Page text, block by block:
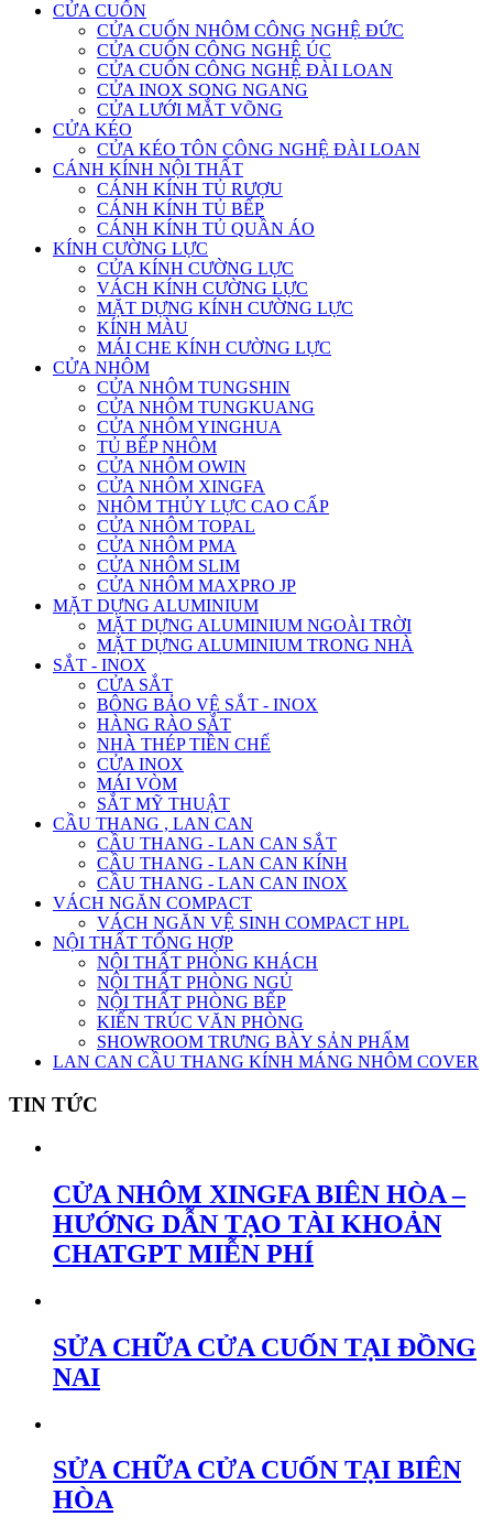
CỬA CUỐN
CỬA CUỐN NHÔM CÔNG NGHỆ ĐỨC
CỬA CUỐN CÔNG NGHỆ ÚC
CỬA CUỐN CÔNG NGHỆ ĐÀI LOAN
CỬA INOX SONG NGANG
CỬA LƯỚI MẮT VÕNG
CỬA KÉO
CỬA KÉO TÔN CÔNG NGHỆ ĐÀI LOAN
CÁNH KÍNH NỘI THẤT
CÁNH KÍNH TỦ RƯỢU
CÁNH KÍNH TỦ BẾP
CÁNH KÍNH TỦ QUẦN ÁO
KÍNH CƯỜNG LỰC
CỬA KÍNH CƯỜNG LỰC
VÁCH KÍNH CƯỜNG LỰC
MẶT DỰNG KÍNH CƯỜNG LỰC
KÍNH MÀU
MÁI CHE KÍNH CƯỜNG LỰC
CỬA NHÔM
CỬA NHÔM TUNGSHIN
CỬA NHÔM TUNGKUANG
CỬA NHÔM YINGHUA
TỦ BẾP NHÔM
CỬA NHÔM OWIN
CỬA NHÔM XINGFA
NHÔM THỦY LỰC CAO CẤP
CỬA NHÔM TOPAL
CỬA NHÔM PMA
CỬA NHÔM SLIM
CỬA NHÔM MAXPRO JP
MẶT DỰNG ALUMINIUM
MẶT DỰNG ALUMINIUM NGOÀI TRỜI
MẶT DỰNG ALUMINIUM TRONG NHÀ
SẮT - INOX
CỬA SẮT
BÔNG BẢO VỆ SẮT - INOX
HÀNG RÀO SẮT
NHÀ THÉP TIỀN CHẾ
CỬA INOX
MÁI VÒM
SẮT MỸ THUẬT
CẦU THANG , LAN CAN
CẦU THANG - LAN CAN SẮT
CẦU THANG - LAN CAN KÍNH
CẦU THANG - LAN CAN INOX
VÁCH NGĂN COMPACT
VÁCH NGĂN VỆ SINH COMPACT HPL
NỘI THẤT TỔNG HỢP
NỘI THẤT PHÒNG KHÁCH
NỘI THẤT PHÒNG NGỦ
NỘI THẤT PHÒNG BẾP
KIẾN TRÚC VĂN PHÒNG
SHOWROOM TRƯNG BÀY SẢN PHẨM
LAN CAN CẦU THANG KÍNH MÁNG NHÔM COVER
TIN TỨC
CỬA NHÔM XINGFA BIÊN HÒA –
HƯỚNG DẪN TẠO TÀI KHOẢN
CHATGPT MIỄN PHÍ
SỬA CHỮA CỬA CUỐN TẠI ĐỒNG
NAI
SỬA CHỮA CỬA CUỐN TẠI BIÊN
HÒA